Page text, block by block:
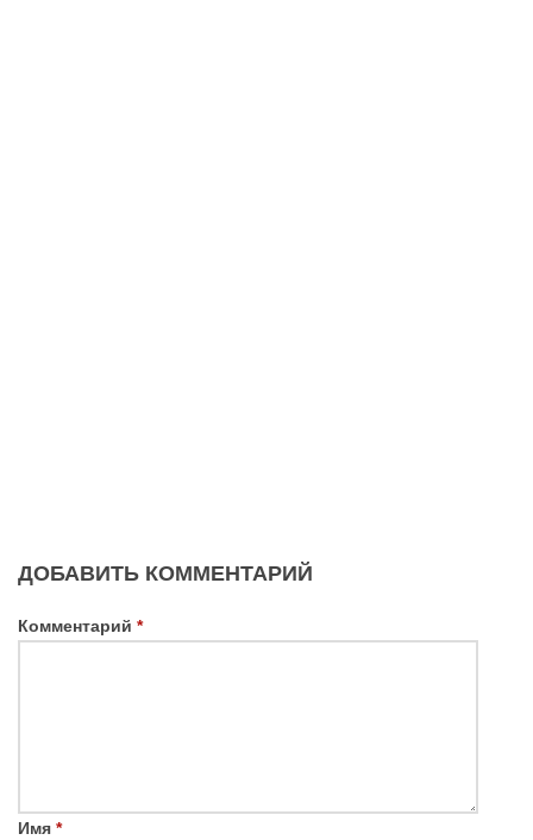
ДОБАВИТЬ КОММЕНТАРИЙ
Комментарий *
Имя *